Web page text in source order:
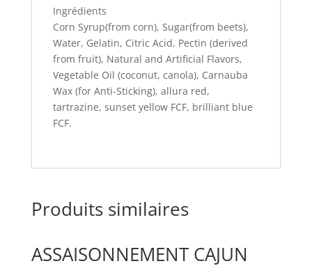
Ingrédients
Corn Syrup(from corn), Sugar(from beets),
Water, Gelatin, Citric Acid, Pectin (derived
from fruit), Natural and Artificial Flavors,
Vegetable Oil (coconut, canola), Carnauba
Wax (for Anti-Sticking), allura red,
tartrazine, sunset yellow FCF, brilliant blue
FCF.
Produits similaires
ASSAISONNEMENT CAJUN